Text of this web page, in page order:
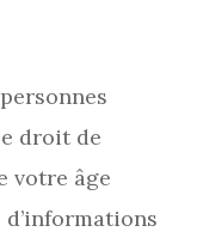
droit de
votre âge